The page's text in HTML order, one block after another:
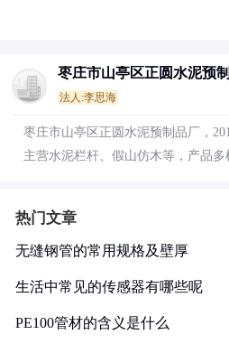
枣庄市山亭区正圆水泥预
法人:李思海
枣庄市山亭区正圆水泥预制品厂，
主营水泥栏杆、假山仿木等，产品多
热门文章
无缝钢管的常用规格及壁厚
生活中常见的传感器有哪些呢
PE100管材的含义是什么